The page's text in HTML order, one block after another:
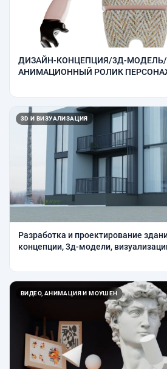
ДИЗАЙН-КОНЦЕПЦИЯ/3Д-
АНИМАЦИОННЫЙ РОЛИК
3D И ВИЗУАЛИЗАЦИЯ
Разработка и проектирование
концепции, 3д-модели,
ВИДЕО, АНИМАЦИЯ И МОУШЕН